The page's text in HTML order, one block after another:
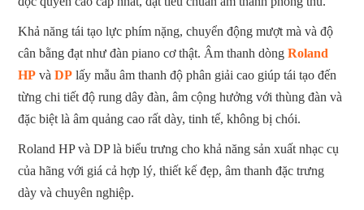
Khả năng tái tạo lực phím nặng, chuyển động mượt mà và độ
cân bằng đạt như đàn piano cơ thật. Âm thanh dòngRoland
HP vàDP lấy mẫu âm thanh độ phân giải cao giúp tái tạo đến
từng chi tiết độ rung dây đàn, âm cộng hưởng với thùng đàn và
đặc biệt là âm quảng cao rất dày, tinh tế, không bị chói.
Roland HP và DP là biểu trưng cho khả năng sản xuất nhạc cụ
của hãng với giá cả hợp lý, thiết kế đẹp, âm thanh đặc trưng
dày và chuyên nghiệp.